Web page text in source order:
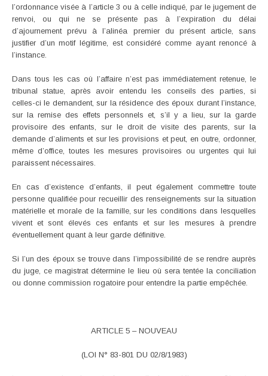
l’ordonnance visée à l’article 3 ou à celle indiqué, par le jugement de
renvoi, ou qui ne se présente pas à l’expiration du délai
d’ajournement prévu à l’alinéa premier du présent article, sans
justifier d’un motif légitime, est considéré comme ayant renoncé à
l’instance.
Dans tous les cas où l’affaire n’est pas immédiatement retenue, le
tribunal statue, après avoir entendu les conseils des parties, si
celles-ci le demandent, sur la résidence des époux durant l’instance,
sur la remise des effets personnels et, s’il y a lieu, sur la garde
provisoire des enfants, sur le droit de visite des parents, sur la
demande d’aliments et sur les provisions et peut, en outre, ordonner,
même d’office, toutes les mesures provisoires ou urgentes qui lui
paraissent nécessaires.
En cas d’existence d’enfants, il peut également commettre toute
personne qualifiée pour recueillir des renseignements sur la situation
matérielle et morale de la famille, sur les conditions dans lesquelles
vivent et sont élevés ces enfants et sur les mesures à prendre
éventuellement quant à leur garde définitive.
Si l’un des époux se trouve dans l’impossibilité de se rendre auprès
du juge, ce magistrat détermine le lieu où sera tentée la conciliation
ou donne commission rogatoire pour entendre la partie empêchée.
ARTICLE 5 – NOUVEAU
(LOI N° 83-801 DU 02/8/1983)